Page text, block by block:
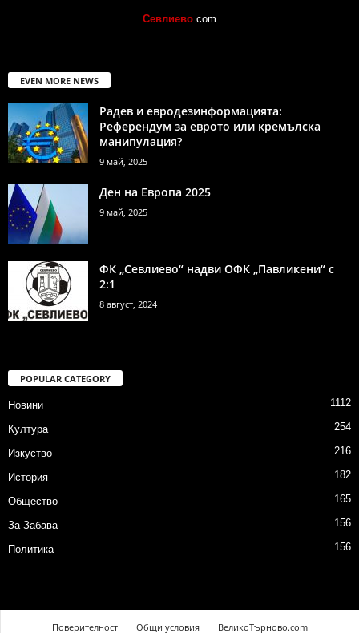
Севлиево.com
EVEN MORE NEWS
Радев и евродезинформацията:
Референдум за еврото или кремълска
манипулация?
9 май, 2025
Ден на Европа 2025
9 май, 2025
ФК „Севлиево“ надви ОФК „Павликени“ с
2:1
8 август, 2024
POPULAR CATEGORY
Новини 1112
Култура 254
Изкуство 216
История 182
Общество 165
За Забава 156
Политика 156
Поверителност Общи условия ВеликоТърново.com